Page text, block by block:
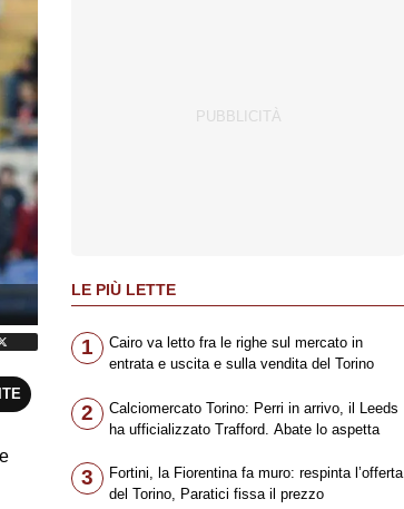
LE PIÙ LETTE
1
Cairo va letto fra le righe sul mercato in
entrata e uscita e sulla vendita del Torino
2
Calciomercato Torino: Perri in arrivo, il Leeds
ha ufficializzato Trafford. Abate lo aspetta
3
Fortini, la Fiorentina fa muro: respinta l’offerta
del Torino, Paratici fissa il prezzo